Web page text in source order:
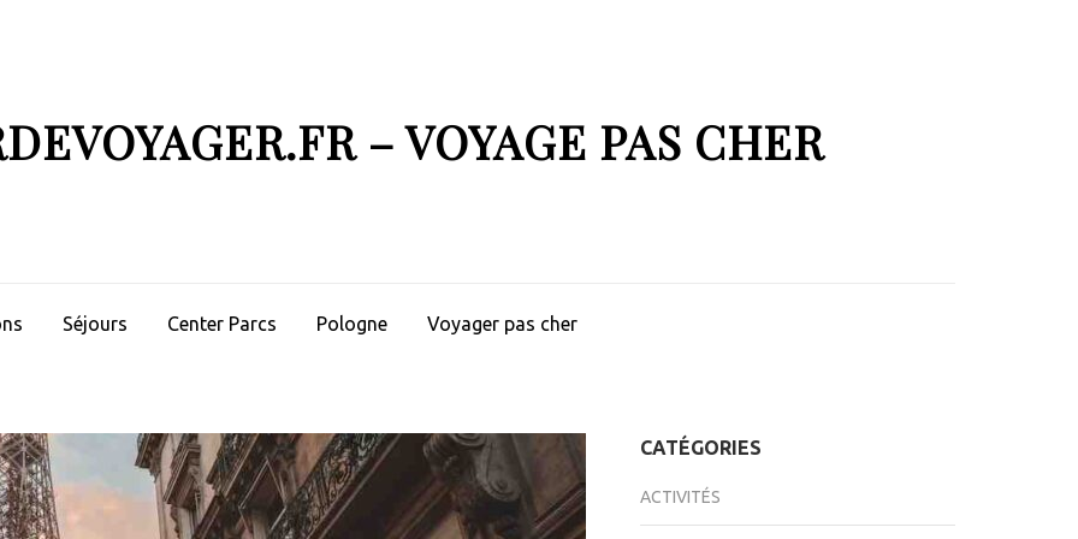
– VOYAGE PAS CHER
Séjours Center Parcs Pologne Voyager pas cher
CATÉGORIES
ACTIVITÉS